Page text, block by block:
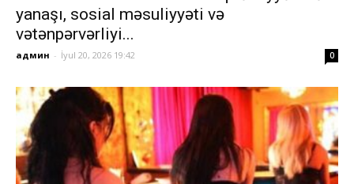
yanaşı, sosial məsuliyyəti və
vətənpərvərliyi...
админ - İyul 20, 2026 19:42 0